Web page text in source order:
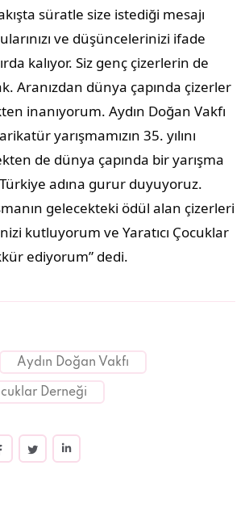
süratle size istediği mesajı
ve düşüncelerinizi ifade
kalıyor. Siz genç çizerlerin de
Aranızdan dünya çapında çizerler
inanıyorum. Aydın Doğan Vakfı
yarışmamızın 35. yılını
de dünya çapında bir yarışma
adına gurur duyuyoruz.
gelecekteki ödül alan çizerleri
kutluyorum ve Yaratıcı Çocuklar
ediyorum” dedi.
Aydın Doğan Vakfı
Derneği